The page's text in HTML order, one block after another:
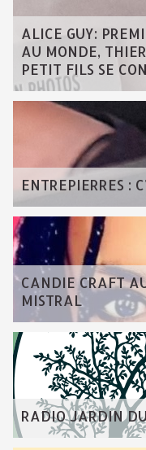
ALICE GUY:
AU MONDE,
PETIT FILS SE
ENTREPIERRES :
CANDIE CRAFT
MISTRAL
RADIO JARDIN